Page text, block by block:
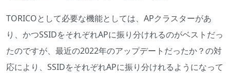
TORICOとして必要な機能としては、APクラスターがあ
り、かつSSIDをそれぞれAPに振り分けれるのがベストだっ
たのですが、最近の2022年のアップデートだったか？の対
応により、SSIDをそれぞれAPに振り分けれるようになって